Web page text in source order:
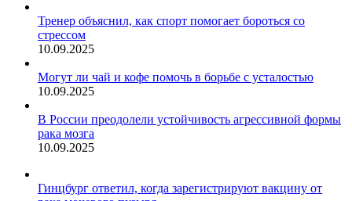
Тренер объяснил, как спорт помогает бороться со
стрессом
10.09.2025
Могут ли чай и кофе помочь в борьбе с усталостью
10.09.2025
В России преодолели устойчивость агрессивной формы
рака мозга
10.09.2025
Гинцбург ответил, когда зарегистрируют вакцину от